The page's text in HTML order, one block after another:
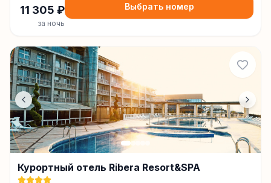
11 305 ₽
за ночь
Выбрать номер
Курортный отель Ribera Resort&SPA